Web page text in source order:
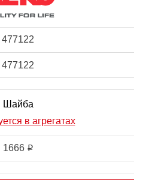
477122
477122
Шайба
в агрегатах
1666 i